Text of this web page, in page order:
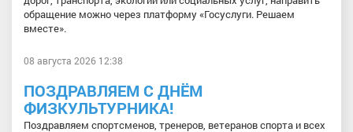
обращение можно через платформу «Госуслуги. Решаем
вместе».
08 августа 2026 12:38
ПОЗДРАВЛЯЕМ С ДНЁМ
ФИЗКУЛЬТУРНИКА!
Поздравляем спортсменов, тренеров, ветеранов спорта и всех